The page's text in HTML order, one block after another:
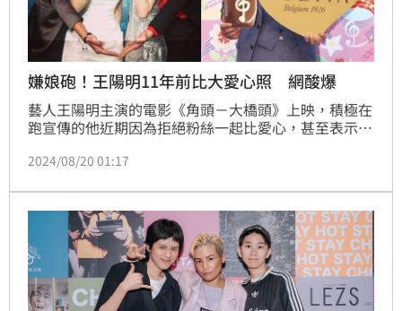
嫌娘砲！王陽明11年前比大愛心照 網酸爆
藝人王陽明主演的電影《角頭－大橋頭》上映，積極在
跑宣傳的他近期因為拒絕粉絲一起比愛心，甚至表示自
被挖出2013年宣傳戲劇《飛越龍門客棧》，與謝佳見
動也被媒體拍到用雙手比愛心，全都打臉自己。
2024/08/20 01:17